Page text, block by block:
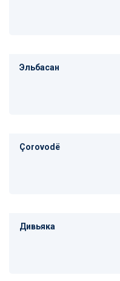
Эльбасан
Çorovodë
Дивьяка